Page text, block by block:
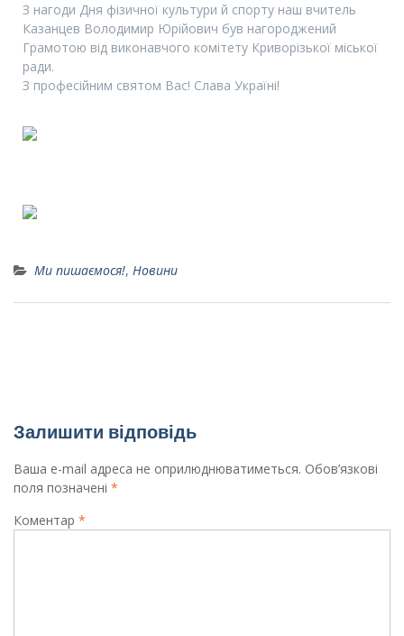
З нагоди Дня фізичної культури й спорту наш вчитель
Казанцев Володимир Юрійович був нагороджений
Грамотою від виконавчого комітету Криворізької міської
ради.
З професійним святом Вас! Слава Україні!
Ми пишаємося!, Новини
Залишити відповідь
Ваша e-mail адреса не оприлюднюватиметься. Обов’язкові
поля позначені *
Коментар *